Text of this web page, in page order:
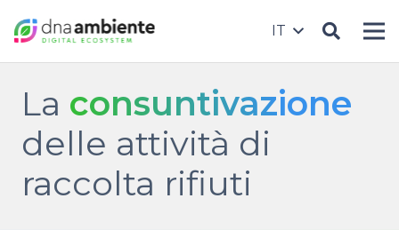
IT
La consuntivazione
delle attività di
raccolta rifiuti